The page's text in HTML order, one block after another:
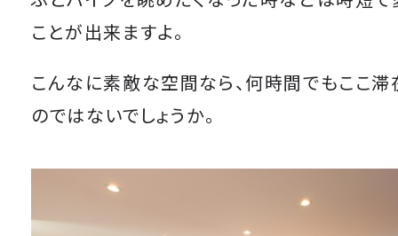
ことが出来ますよ。
こんなに素敵な空間なら、何時間でもここ滞
のではないでしょうか。